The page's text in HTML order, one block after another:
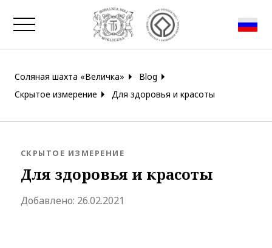
Закрыть окно
Соляная шахта «Величка»
Blog
Скрытое измерение
Для здоровья и красоты
Для здоровья и красоты
BLOG.CATEGORY
СКРЫТОЕ ИЗМЕРЕНИЕ
Добавлено: 26.02.2021